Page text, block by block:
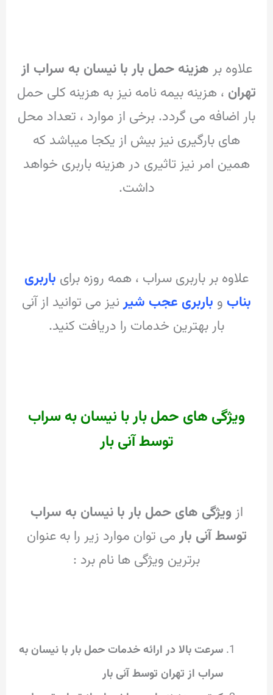
علاوه بر هزینه حمل بار با نیسان به سراب از
تهران ، هزینه بیمه نامه نیز به هزینه کلی حمل
بار اضافه می گردد. برخی از موارد ، تعداد محل
های بارگیری نیز بیش از یکجا میباشد که
همین امر نیز تاثیری در هزینه باربری خواهد
داشت.
علاوه بر باربری سراب ، همه روزه برای باربری
بناب و باربری عجب شیرنیز می توانید از آنی
بار بهترین خدمات را دریافت کنید.
ویژگی های حمل بار با نیسان به سراب
توسط آنی بار
ازویژگی های حمل بار با نیسان به سراب
توسط آنی بارمی توان موارد زیر را به عنوان
برترین ویژگی ها نام برد :
سرعت بالا در ارائه خدمات حمل بار با نیسان به
سراب از تهران توسط آنی بار